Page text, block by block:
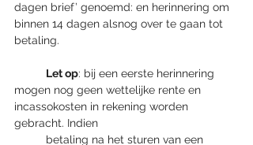
dagen brief’ genoemd: en herinnering om
binnen 14 dagen alsnog over te gaan tot
betaling.
Let op: bij een eerste herinnering
mogen nog geen wettelijke rente en
incassokosten in rekening worden